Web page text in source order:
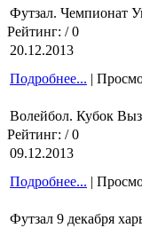
Футзал. Чемпионат
Рейтинг: / 0
20.12.2013
Подробнее... |
Волейбол. Кубок
Рейтинг: / 0
09.12.2013
Подробнее... |
Футзал 9 декабря